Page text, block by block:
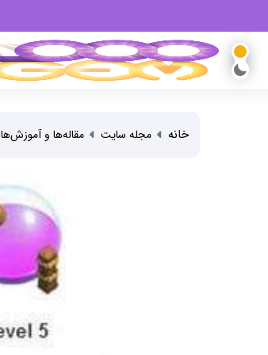
خانه مجله سایت مقاله‌ها و آموزش‌ها